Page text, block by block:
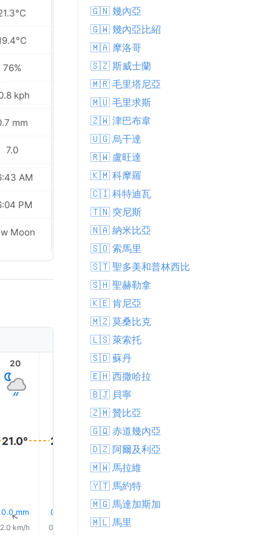
76%
kph
mm
7.0
AM
PM
Moon
21.3°C
20.5°C
82%
11.5 kph
0.9 mm
6.0
06:42 AM
06:04 PM
Waxing
Crescent
20
21.0°
0.0 mm
↑
2.0 km/h
21.0°
0.1 mm
0.0 km/h
22
20.0°
↑
2.0 km/h
20.0°
🇬🇳 幾內亞
🇬🇼 幾內亞比紹
🇲🇦 摩洛哥
🇸🇿 斯威士蘭
🇲🇷 毛里塔尼亞
🇲🇺 毛里求斯
🇿🇼 津巴布韋
🇺🇬 烏干達
🇷🇼 盧旺達
🇰🇲 科摩羅
🇨🇮 科特迪瓦
🇹🇳 突尼斯
🇳🇦 納米比亞
🇸🇴 索馬里
🇸🇹 聖多美和普林西比
🇸🇭 聖赫勒拿
🇰🇪 肯尼亞
🇲🇿 莫桑比克
🇱🇸 萊索托
🇸🇩 蘇丹
🇪🇭 西撒哈拉
🇧🇯 貝寧
🇿🇲 贊比亞
🇬🇶 赤道幾內亞
🇩🇿 阿爾及利亞
🇲🇼 馬拉維
🇾🇹 馬約特
🇲🇬 馬達加斯加
🇲🇱 馬里